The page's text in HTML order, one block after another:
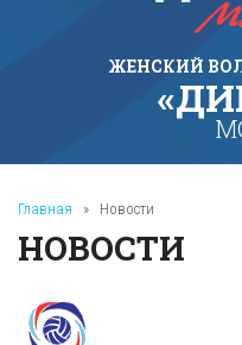
ЖЕНСКИЙ
Главная » Новости
НОВОСТИ